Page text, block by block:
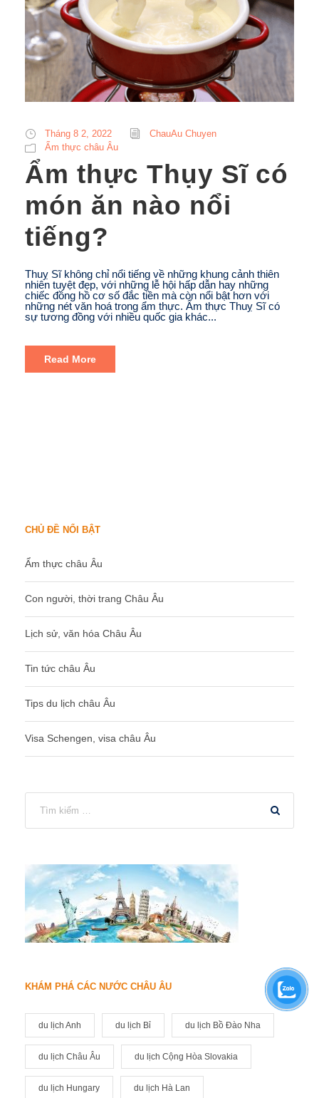
Tháng 8 2, 2022
ChauAu Chuyen
Ẩm thực châu Âu
Ẩm thực Thụy Sĩ có
món ăn nào nổi
tiếng?
Thuỵ Sĩ không chỉ nổi tiếng về những khung cảnh thiên
nhiên tuyệt đẹp, với những lễ hội hấp dẫn hay những
chiếc đồng hồ cơ số đắc tiền mà còn nổi bật hơn với
những nét văn hoá trong ẩm thực. Ẩm thực Thuỵ Sĩ có
sự tương đồng với nhiều quốc gia khác...
Read More
CHỦ ĐỀ NỔI BẬT
Ẩm thực châu Âu
Con người, thời trang Châu Âu
Lịch sử, văn hóa Châu Âu
Tin tức châu Âu
Tips du lịch châu Âu
Visa Schengen, visa châu Âu
KHÁM PHÁ CÁC NƯỚC CHÂU ÂU
du lịch Anh du lịch Bỉ du lịch Bồ Đào Nha
du lịch Châu Âu du lịch Cộng Hòa Slovakia
du lịch Hungary du lịch Hà Lan